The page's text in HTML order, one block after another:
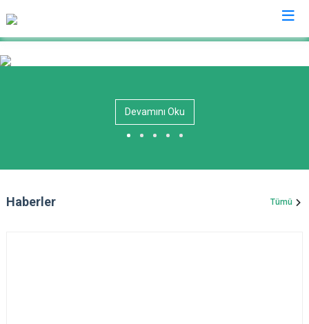
Kırklareli
Lüleburgaz
Pehlivanköy
Devamını Oku
Haberler Tümü